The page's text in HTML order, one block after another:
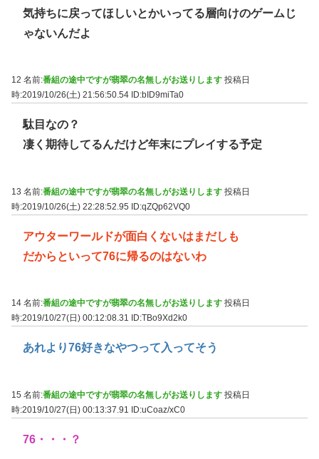
気持ちに戻ってほしいとかいってる層向けのゲームじ
ゃないんだよ
12 名前:番組の途中ですが翡翠の名無しがお送りします 投稿日
時:2019/10/26(土) 21:56:50.54 ID:bID9miTa0
駄目なの？
凄く期待してるんだけど年末にプレイする予定
13 名前:番組の途中ですが翡翠の名無しがお送りします 投稿日
時:2019/10/26(土) 22:28:52.95 ID:qZQp62VQ0
アウターワールドが面白くないはまだしも
だからといって76に帰るのはないわ
14 名前:番組の途中ですが翡翠の名無しがお送りします 投稿日
時:2019/10/27(日) 00:12:08.31
ID:TBo9Xd2k0
あれより76好きなやつって入ってそう
15 名前:番組の途中ですが翡翠の名無しがお送りします 投稿日
時:2019/10/27(日) 00:13:37.91
ID:uCoaz/xC0
76・・・？